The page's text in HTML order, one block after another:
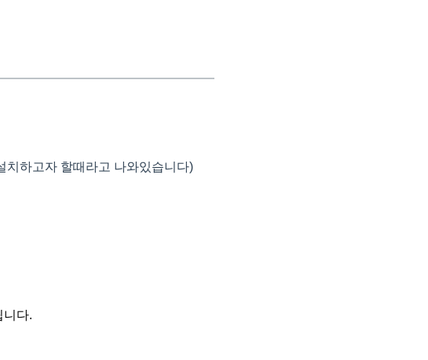
치하고자 할때라고 나와있습니다)
니다.